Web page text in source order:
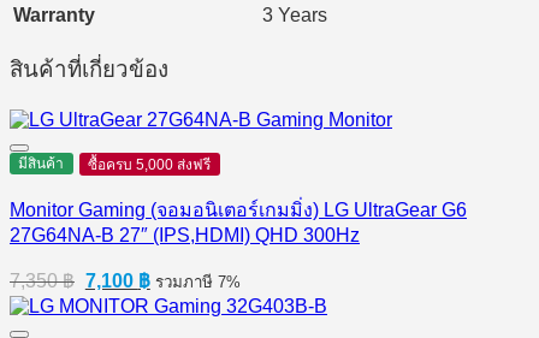
Warranty
3 Years
สินค้าที่เกี่ยวข้อง
มีสินค้า ซื้อครบ 5,000 ส่งฟรี
Monitor Gaming (จอมอนิเตอร์เกมมิ่ง) LG UltraGear G6
27G64NA-B 27″ (IPS,HDMI) QHD 300Hz
7,350฿ Original
price
was:
7,100 ฿Current
price
is:
รวมภาษี 7%